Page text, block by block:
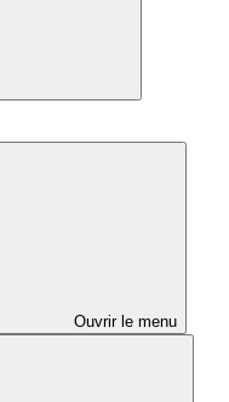
Ouvrir le menu